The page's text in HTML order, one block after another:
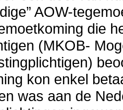
AOW-
die
(MKOB-
kon enkel
was aan de